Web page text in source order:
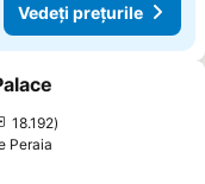
Vedeți prețurile
la favorite
18.192
Peraia